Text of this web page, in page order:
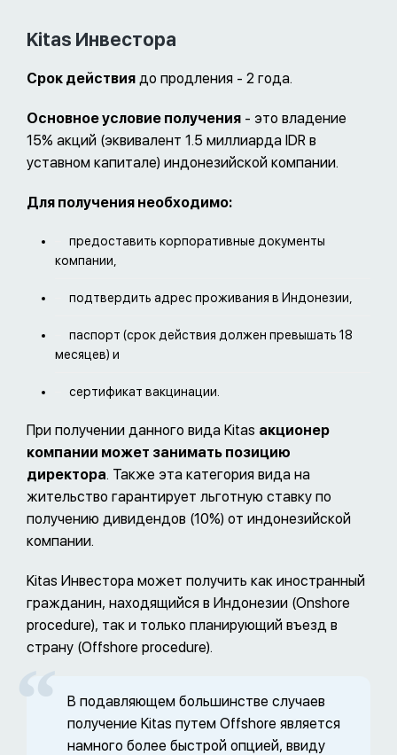
Kitas Инвестора
Срок действия до продления - 2 года.
Основное условие получения - это владение
15% акций (эквивалент 1.5 миллиарда IDR в
уставном капитале) индонезийской компании.
Для получения необходимо:
предоставить корпоративные документы
компании,
подтвердить адрес проживания в Индонезии,
паспорт (срок действия должен превышать 18
месяцев) и
сертификат вакцинации.
При получении данного вида Kitas акционер
компании может занимать позицию
директора. Также эта категория вида на
жительство гарантирует льготную ставку по
получению дивидендов (10%) от индонезийской
компании.
Kitas Инвестора может получить как иностранный
гражданин, находящийся в Индонезии (Onshore
procedure), так и только планирующий въезд в
страну (Offshore procedure).
В подавляющем большинстве случаев
получение Kitas путем Offshore является
намного более быстрой опцией, ввиду